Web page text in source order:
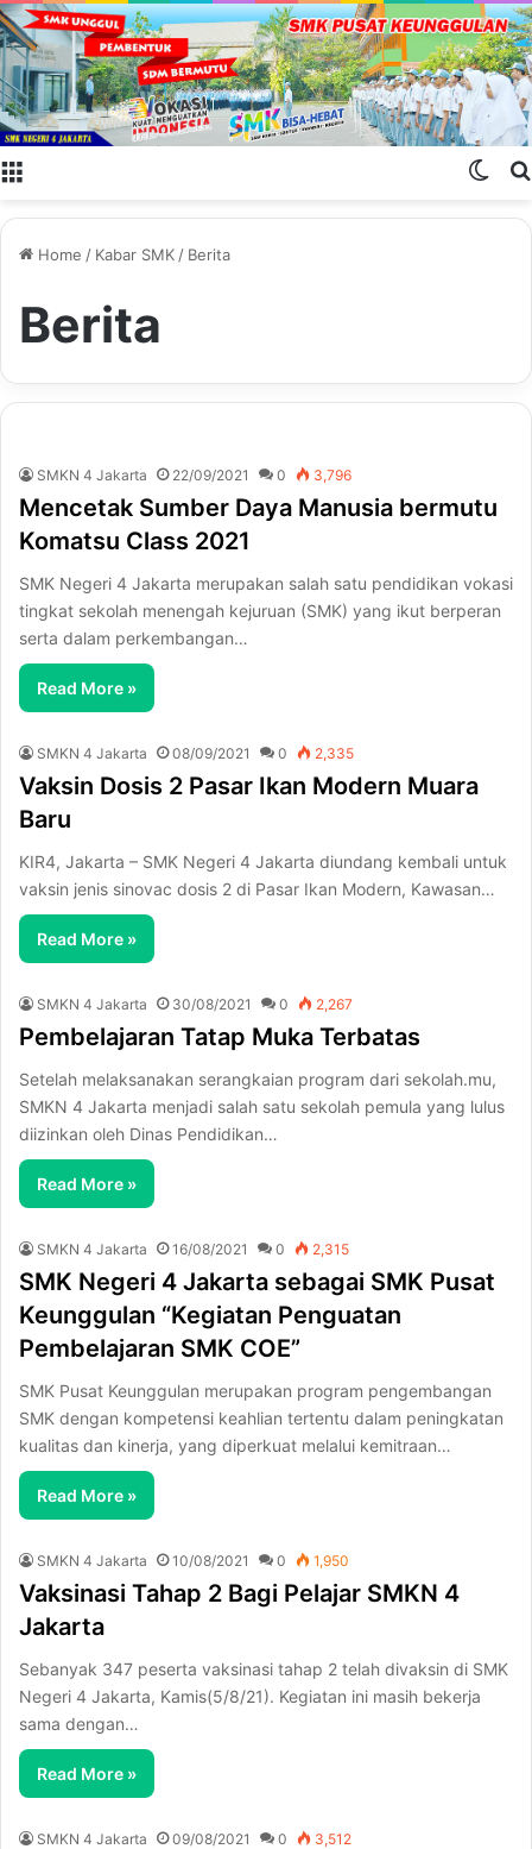
Home / Kabar SMK / Berita
Berita
SMKN 4 Jakarta 22/09/2021 0 3,796
Mencetak Sumber Daya Manusia bermutu
Komatsu Class 2021
SMK Negeri 4 Jakarta merupakan salah satu pendidikan vokasi
tingkat sekolah menengah kejuruan (SMK) yang ikut berperan
serta dalam perkembangan…
Read More »
SMKN 4 Jakarta 08/09/2021 0 2,335
Vaksin Dosis 2 Pasar Ikan Modern Muara
Baru
KIR4, Jakarta – SMK Negeri 4 Jakarta diundang kembali untuk
vaksin jenis sinovac dosis 2 di Pasar Ikan Modern, Kawasan…
Read More »
SMKN 4 Jakarta 30/08/2021 0 2,267
Pembelajaran Tatap Muka Terbatas
Setelah melaksanakan serangkaian program dari sekolah.mu,
SMKN 4 Jakarta menjadi salah satu sekolah pemula yang lulus
diizinkan oleh Dinas Pendidikan…
Read More »
SMKN 4 Jakarta 16/08/2021 0 2,315
SMK Negeri 4 Jakarta sebagai SMK Pusat
Keunggulan “Kegiatan Penguatan
Pembelajaran SMK COE”
SMK Pusat Keunggulan merupakan program pengembangan
SMK dengan kompetensi keahlian tertentu dalam peningkatan
kualitas dan kinerja, yang diperkuat melalui kemitraan…
Read More »
SMKN 4 Jakarta 10/08/2021 0 1,950
Vaksinasi Tahap 2 Bagi Pelajar SMKN 4
Jakarta
Sebanyak 347 peserta vaksinasi tahap 2 telah divaksin di SMK
Negeri 4 Jakarta, Kamis(5/8/21). Kegiatan ini masih bekerja
sama dengan…
Read More »
SMKN 4 Jakarta 09/08/2021 0 3,512